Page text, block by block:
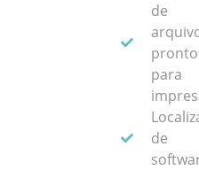
de
para
de